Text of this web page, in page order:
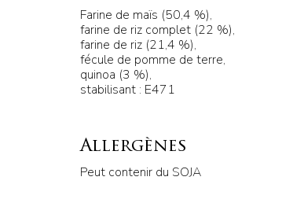
Farine de maïs (50,4 %),
farine de riz complet (22 %),
farine de riz (21,4 %),
fécule de pomme de terre,
quinoa (3 %),
stabilisant : E471
Allergènes
Peut contenir du SOJA